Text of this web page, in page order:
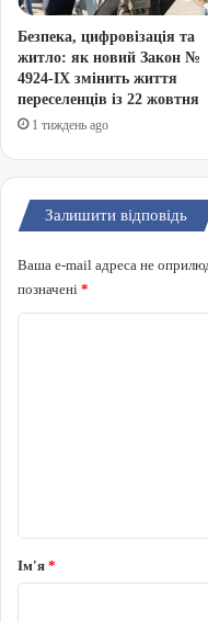
Безпека, цифровізація та
житло: як новий Закон №
4924-IX змінить життя
переселенців із 22 жовтня
1 тиждень ago
Залишити відповідь
Ваша e-mail адреса не
позначені *
Ім'я *